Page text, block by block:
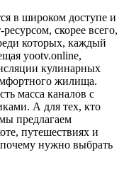
в широком доступе и
скорее всего,
которых, каждый
yootv.online,
кулинарных
жилища.
масса каналов с
А для тех, кто
предлагаем
путешествиях и
нужно выбрать